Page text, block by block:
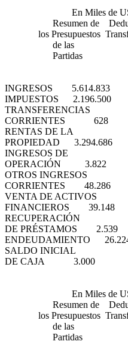
En Miles de
Resumen de
los Presupuestos
de las
Partidas
INGRESOS
IMPUESTOS
TRANSFERENCIAS
CORRIENTES
RENTAS DE LA
PROPIEDAD
INGRESOS DE
OPERACIÓN
OTROS INGRESOS
CORRIENTES
VENTA DE ACTIVOS
FINANCIEROS
RECUPERACIÓN
DE PRÉSTAMOS
ENDEUDAMIENTO
SALDO INICIAL
DE CAJA
En Miles de
Resumen de
los Presupuestos
de las
Partidas